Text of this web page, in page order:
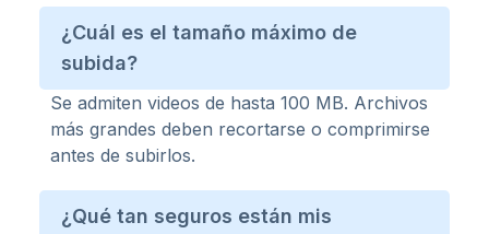
¿Cuál es el tamaño máximo de
subida?
Se admiten videos de hasta 100 MB. Archivos
más grandes deben recortarse o comprimirse
antes de subirlos.
¿Qué tan seguros están mis